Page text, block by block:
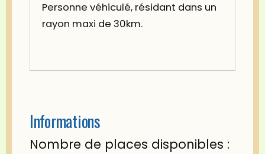
Personne véhiculé, résidant dans un
rayon maxi de 30km.
Informations
Nombre de places disponibles :